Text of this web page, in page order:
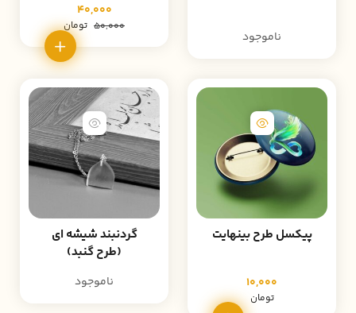
ناموجود
40,000
50,000 تومان
پیکسل طرح بینهایت
10,000
تومان
گردنبند شیشه ای
(طرح گنبد)
ناموجود